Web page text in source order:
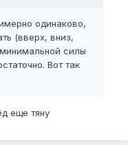
одинаково,
(вверх, вниз,
силы
Вот так
еще тяну